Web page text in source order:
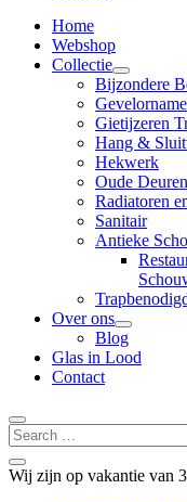
Home
Webshop
Collectie
Bijzondere
Gietijzeren
Hang &
Hekwerk
Oude Deuren
Radiatoren
Sanitair
Antieke
Over ons
Blog
Glas in Lood
Contact
Wij zijn op vakantie van